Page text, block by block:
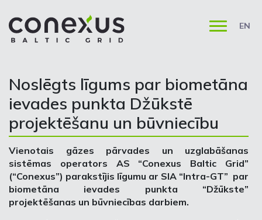
EN
Noslēgts līgums par biometāna
ievades punkta Džūkstē
projektēšanu un būvniecību
Vienotais gāzes pārvades un uzglabāšanas
sistēmas operators AS “Conexus Baltic Grid”
(“Conexus”) parakstījis līgumu ar SIA “Intra-GT” par
biometāna ievades punkta “Džūkste”
projektēšanas un būvniecības darbiem.